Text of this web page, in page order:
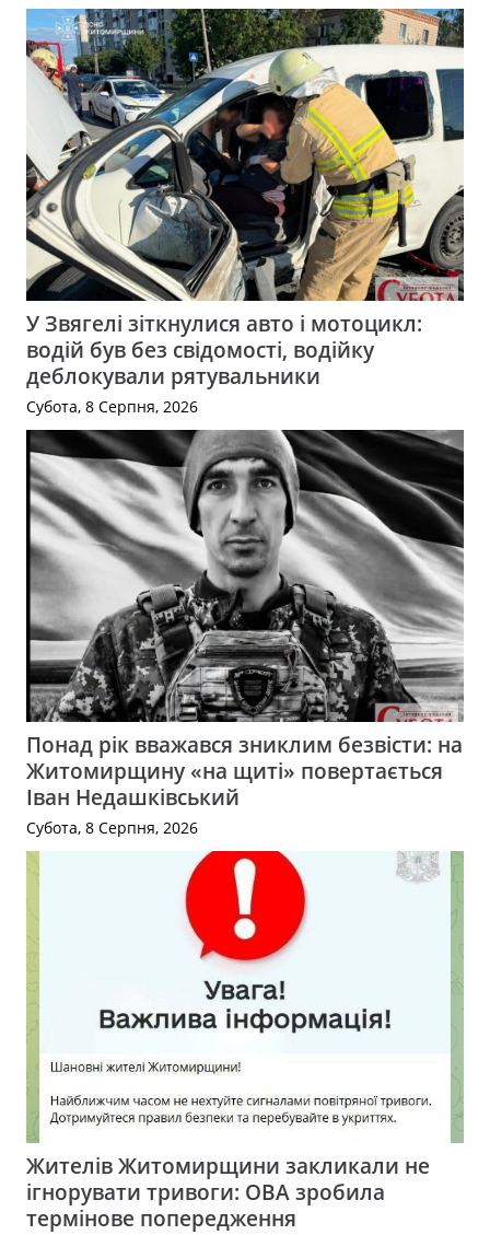
У Звягелі зіткнулися авто і мотоцикл:
водій був без свідомості, водійку
деблокували рятувальники
Субота, 8 Серпня, 2026
Понад рік вважався зниклим безвісти: на
Житомирщину «на щиті» повертається
Іван Недашківський
Субота, 8 Серпня, 2026
Жителів Житомирщини закликали не
ігнорувати тривоги: ОВА зробила
термінове попередження